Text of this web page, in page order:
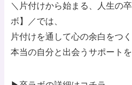
＼片付けから始まる、人生の
ボ】／では、
片付けを通して心の余白をつく
本当の自分と出会うサポートを